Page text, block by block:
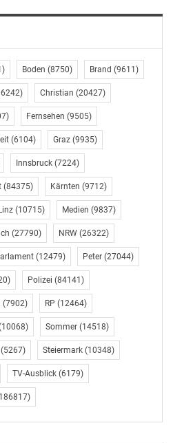
UNTER
VERANTWORTUNG
Service GmbH und
AVISO: Bundesheer
bringt Österreicher
nach Hause
Februar 1, 2020
In "Politik"
Boden (8750) Brand (9611)
Christian (20427)
Fernsehen (9505)
(6104) Graz (9935)
Innsbruck (7224)
(84375) Kärnten (9712)
Linz (10715) Medien (9837)
(27790) NRW (26322)
(12479) Peter (27044)
Polizei (84141)
(7902) RP (12464)
Sommer (14518)
(5267) Steiermark (10348)
TV-Ausblick (6179)